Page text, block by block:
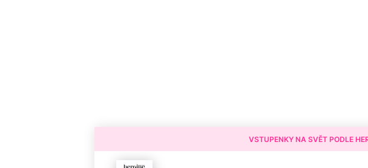
VSTUPENKY NA SVĚT PODLE